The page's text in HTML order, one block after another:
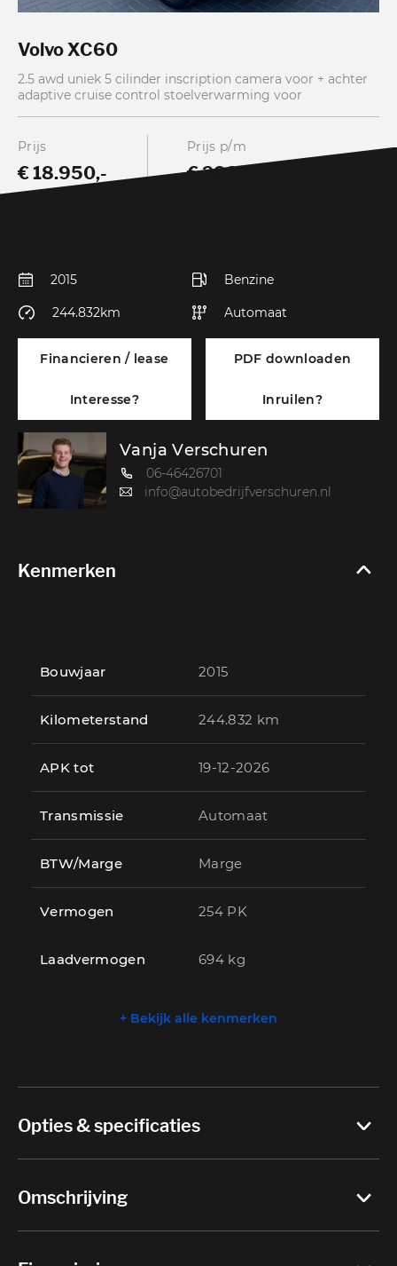
Volvo XC60
2.5 awd uniek 5 cilinder inscription camera voor + achter
adaptive cruise control stoelverwarming voor
Prijs
€ 18.950,-
Prijs p/m
€ 289
2015 Benzine
244.832km Automaat
Financieren / lease PDF downloaden
Interesse? Inruilen?
Vanja Verschuren
06-46426701
info@autobedrijfverschuren.nl
Kenmerken
Bouwjaar 2015
Kilometerstand 244.832 km
APK tot 19-12-2026
Transmissie Automaat
BTW/Marge Marge
Vermogen 254 PK
Laadvermogen 694 kg
+ Bekijk alle kenmerken
Opties & specificaties
Omschrijving